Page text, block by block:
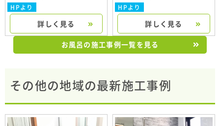
HPより
詳しく見る
HPより
詳しく見る
お風呂の施工事例一覧を見る
その他の地域の最新施工事例